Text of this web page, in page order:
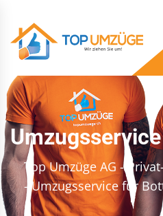
Top Umzüge AG -
- Umzugsservice für